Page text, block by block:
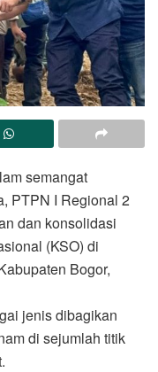
semangat
PTPN I Regional 2
dan konsolidasi
(KSO) di
Bogor,
jenis dibagikan
di sejumlah titik